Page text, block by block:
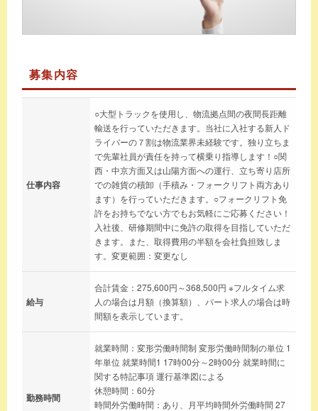
募集内容
仕事内容
○大型トラックを使用し、物流拠点間の夜間長距離
輸送を行っていただきます。当社に入社する新人ド
ライバーの７割は物流業界未経験です。独り立ちま
で先輩社員が責任を持って横乗り指導します！○関
西・中京方面又は山陽方面への運行、立ち寄り店所
での雑貨の積卸（手積み・フォークリフト両方あり
ます）を行っていただきます。○フォークリフト免
許をお持ちでない方でもお気軽にご応募ください！
入社後、研修期間中に免許の取得を目指していただ
きます。また、取得費用の半額を会社負担致しま
す。変更範囲：変更なし
給与
合計賃金：275,600円～368,500円 ※フルタイム求
人の場合は月額（換算額）、パート求人の場合は時
間額を表示しています。
勤務時間
就業時間：変形労働時間制 変形労働時間制の単位 1
年単位 就業時間1 17時00分～2時00分 就業時間に
関する特記事項 運行基準図による
休憩時間：60分
時間外労働時間：あり、月平均時間外労働時間 27